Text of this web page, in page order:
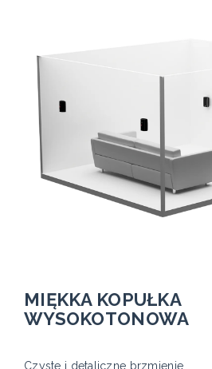
MIĘKKA KOPUŁKA
WYSOKOTONOWA
Czyste i detaliczne brzmienie